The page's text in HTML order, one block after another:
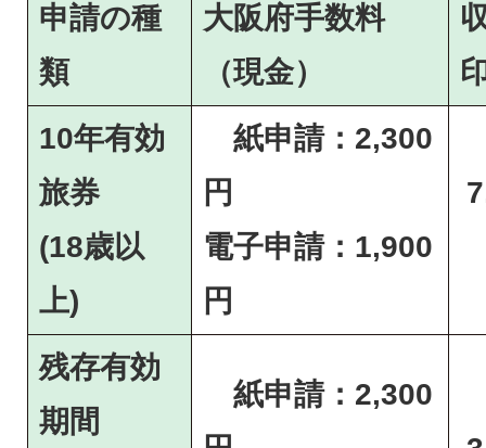
申請の種
類
大阪府手数料
（現金）
10年有効
旅券
(18歳以
上)
紙申請：2,300
円
電子申請：1,900
円
残存有効
期間
紙申請：2,300